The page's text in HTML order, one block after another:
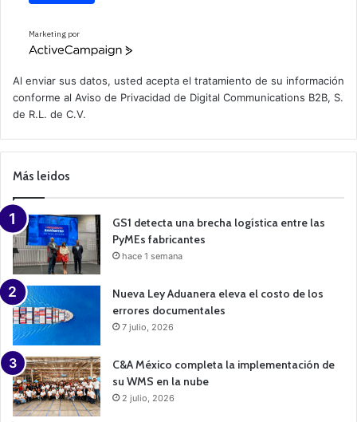
Marketing por
A
v
e
a
m
a
n
Al enviar sus datos, usted acepta el tratamiento de su información
conforme al Aviso de Privacidad de Digital Communications B2B, S.
de R.L. de C.V.
Más leidos
GS1 detecta una brecha logística entre las
PyMEs fabricantes
hace 1 semana
Nueva Ley Aduanera eleva el costo de los
errores documentales
7 julio, 2026
C&A México completa la implementación de
su WMS en la nube
2 julio, 2026